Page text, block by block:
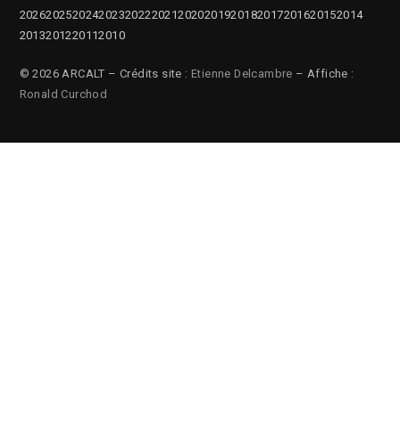
2026202520242023202220212020201920182017201620152014
2013201220112010
© 2026 ARCALT – Crédits site : Etienne Delcambre – Affiche :
Ronald Curchod